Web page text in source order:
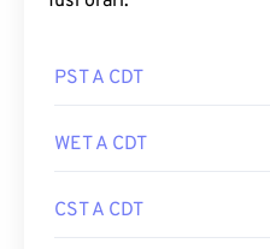
PST A CDT
WET A CDT
CST A CDT